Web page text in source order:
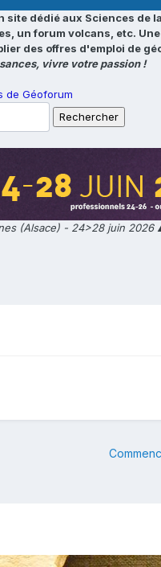
dédié aux Sciences de
forum volcans, etc.
des offres d'emploi de
vivre votre passion !
de Géoforum
(Alsace) - 24>28 juin 2026